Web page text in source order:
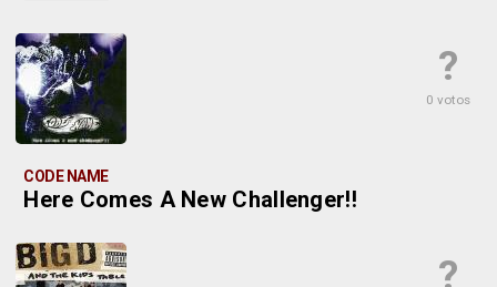
?
0 votos
CODE NAME
Here Comes A New Challenger!!
?